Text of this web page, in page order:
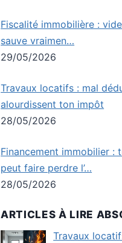
Fiscalité immobilière :
sauve vraimen…
29/05/2026
Travaux locatifs : mal
alourdissent ton impôt
28/05/2026
Financement immobilier :
peut faire perdre l’…
28/05/2026
ARTICLES À LIRE
Travaux